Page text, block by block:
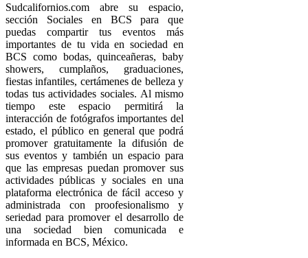
Sudcalifornios.com abre su espacio,
sección Sociales en BCS para que
puedas compartir tus eventos más
importantes de tu vida en sociedad en
BCS como bodas, quinceañeras, baby
showers, cumplaños, graduaciones,
fiestas infantiles, certámenes de belleza y
todas tus actividades sociales. Al mismo
tiempo este espacio permitirá la
interacción de fotógrafos importantes del
estado, el público en general que podrá
promover gratuitamente la difusión de
sus eventos y también un espacio para
que las empresas puedan promover sus
actividades públicas y sociales en una
plataforma electrónica de fácil acceso y
administrada con proofesionalismo y
seriedad para promover el desarrollo de
una sociedad bien comunicada e
informada en BCS, México.